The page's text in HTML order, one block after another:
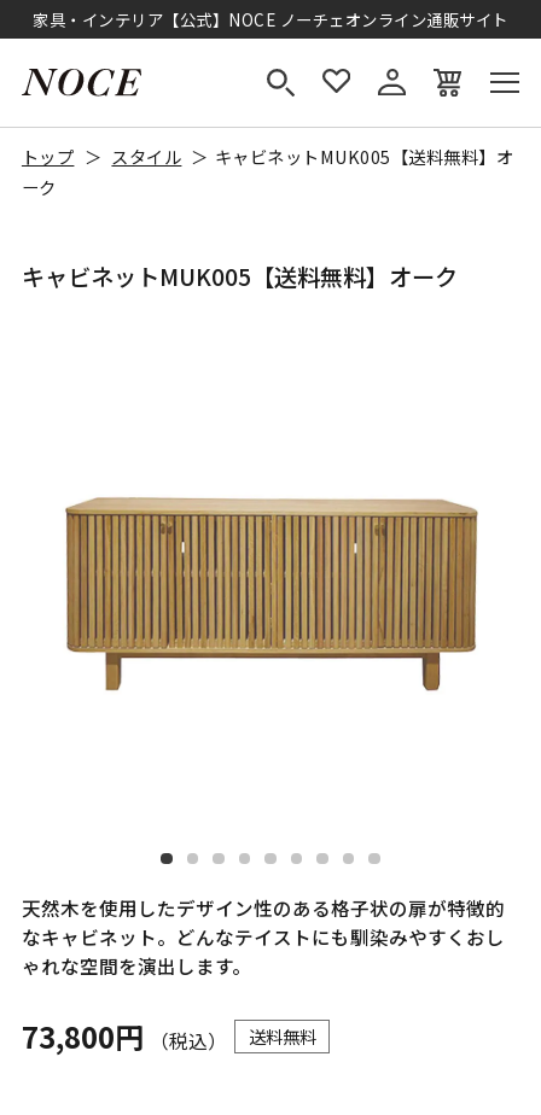
家具・インテリア【公式】NOCE ノーチェオンライン通販サイト
トップ スタイル
キャビネットMUK005【送料無料】オ
ーク
キャビネットMUK005【送料無料】オーク
天然木を使用したデザイン性のある格子状の扉が特徴的
なキャビネット。どんなテイストにも馴染みやすくおし
ゃれな空間を演出します。
73,800円 （税込） 送料無料